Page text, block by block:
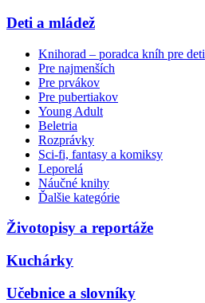
Deti a mládež
Knihorad – poradca kníh pre deti
Pre najmenších
Pre prvákov
Pre pubertiakov
Young Adult
Beletria
Rozprávky
Sci-fi, fantasy a komiksy
Leporelá
Náučné knihy
Ďalšie kategórie
Životopisy a reportáže
Kuchárky
Učebnice a slovníky